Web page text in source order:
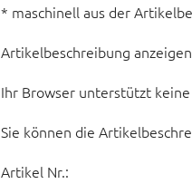
* maschinell aus der
Artikelbeschreibung anzeigen
Ihr Browser unterstützt keine
Sie können die
Artikel Nr.: